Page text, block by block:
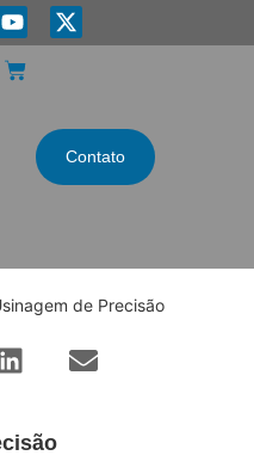
Contato
de Precisão